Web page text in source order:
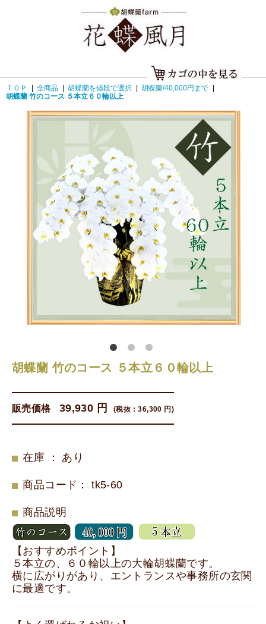
ＴＯＰ 全商品 胡蝶蘭を値段で選択 胡蝶蘭/40,000円まで
胡蝶蘭 竹のコース ５本立６０輪以上
胡蝶蘭 竹のコース ５本立６０輪以上
販売価格 39,930 円 (税抜：36,300 円 )
在庫 ： あり
商品コード ：tk5-60
商品説明
【おすすめポイント】
５本立の、６０輪以上の大輪胡蝶蘭です。
横に広がりがあり、エントランスや事務所の玄関
に最適です。